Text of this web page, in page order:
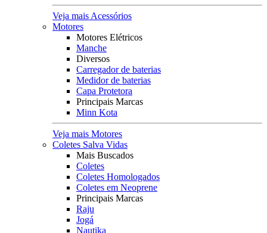
Veja mais Acessórios
Motores
Motores Elétricos
Manche
Diversos
Carregador de baterias
Medidor de baterias
Capa Protetora
Principais Marcas
Minn Kota
Veja mais Motores
Coletes Salva Vidas
Mais Buscados
Coletes
Coletes Homologados
Coletes em Neoprene
Principais Marcas
Raju
Jogá
Nautika